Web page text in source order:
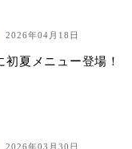
2026年04月18日
夏メニュー登場！
2026年03月30日